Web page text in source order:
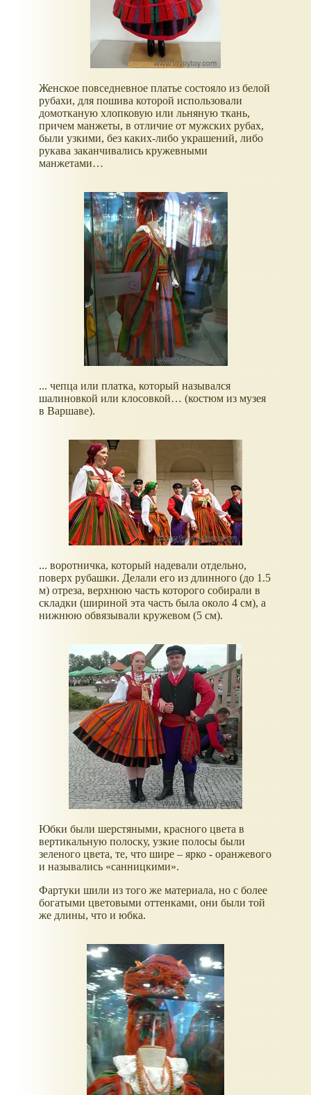
Женское повседневное платье состояло из белой
рубахи, для пошива которой использовали
домотканую хлопковую или льняную ткань,
причем манжеты, в отличие от мужских рубах,
были узкими, без каких-либо украшений, либо
рукава заканчивались кружевными
манжетами…
... чепца или платка, который назывался
шалиновкой или клосовкой… (костюм из музея
в Варшаве).
... воротничка, который надевали отдельно,
поверх рубашки. Делали его из длинного (до 1.5
м) отреза, верхнюю часть которого собирали в
складки (шириной эта часть была около 4 см), а
нижнюю обвязывали кружевом (5 см).
Юбки были шерстяными, красного цвета в
вертикальную полоску, узкие полосы были
зеленого цвета, те, что шире – ярко - оранжевого
и назывались
санницкими .
Фартуки шили из того же материала, но с более
богатыми цветовыми оттенками, они были той
же длины, что и юбка.